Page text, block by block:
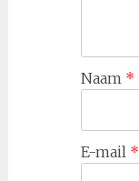
Naam *
E-mail *